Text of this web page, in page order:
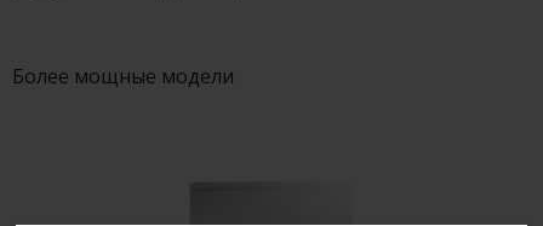
Более мощные модели